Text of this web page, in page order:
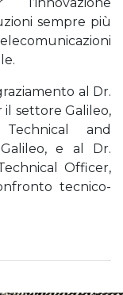
sempre più
al Dr.
settore Galileo,
and
e al Dr.
Officer,
tecnico-